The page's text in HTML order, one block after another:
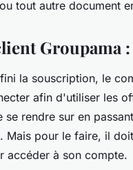
tout autre document
Groupama
la souscription, le
afin d'utiliser les
se rendre sur en
Mais pour le faire, il
accéder à son compte.